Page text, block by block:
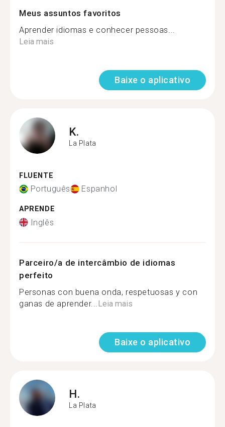
Meus assuntos favoritos
Aprender idiomas e conhecer pessoas...
Leia mais
Baixe o aplicativo
K.
La Plata
FLUENTE
Português Espanhol
APRENDE
Inglês
Parceiro/a de intercâmbio de idiomas
perfeito
Personas con buena onda, respetuosas y con
ganas de aprender... Leia mais
Baixe o aplicativo
H.
La Plata